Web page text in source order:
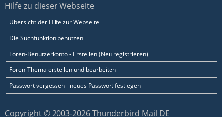
Hilfe zu dieser Webseite
Übersicht der Hilfe zur Webseite
Die Suchfunktion benutzen
Foren-Benutzerkonto - Erstellen (Neu registrieren)
Foren-Thema erstellen und bearbeiten
Passwort vergessen - neues Passwort festlegen
Copyright © 2003-2026 Thunderbird Mail DE